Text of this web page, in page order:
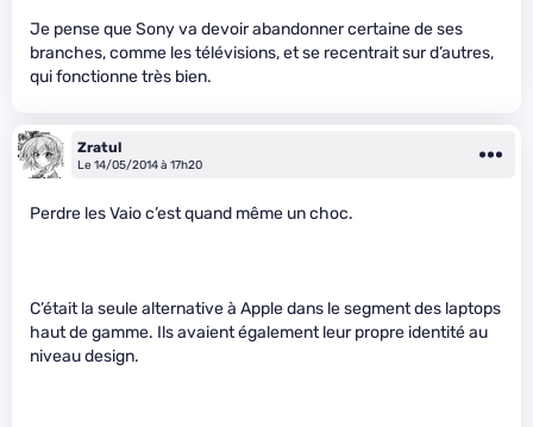
Je pense que Sony va devoir abandonner certaine de ses
branches, comme les télévisions, et se recentrait sur d’autres,
qui fonctionne très bien.
Zratul
Le 14/05/2014 à 17h20
Perdre les Vaio c’est quand même un choc.
C’était la seule alternative à Apple dans le segment des laptops
haut de gamme. Ils avaient également leur propre identité au
niveau design.